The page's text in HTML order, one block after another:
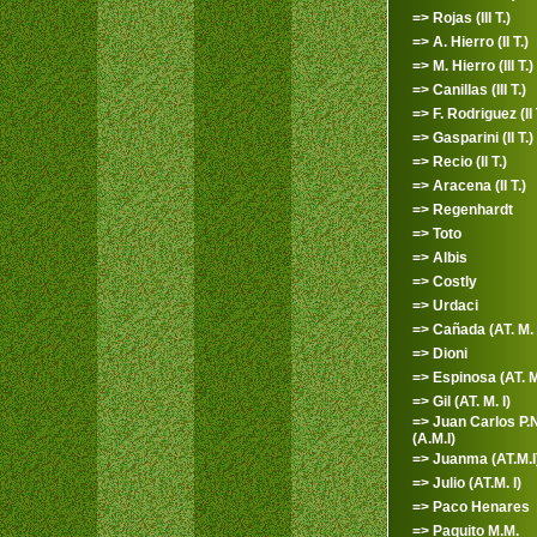
=> Rojas (III T.)
=> A. Hierro (II T.)
=> M. Hierro (III T.)
=> Canillas (III T.)
=> F. Rodriguez (II
=> Gasparini (II T.)
=> Recio (II T.)
=> Aracena (II T.)
=> Regenhardt
=> Toto
=> Albis
=> Costly
=> Urdaci
=> Cañada (AT. M.
=> Dioni
=> Espinosa (AT.
=> Gil (AT. M. I)
=> Juan Carlos
(A.M.I)
=> Juanma
=> Julio (AT.M. I)
=> Paco Henares
=> Paquito M.M.